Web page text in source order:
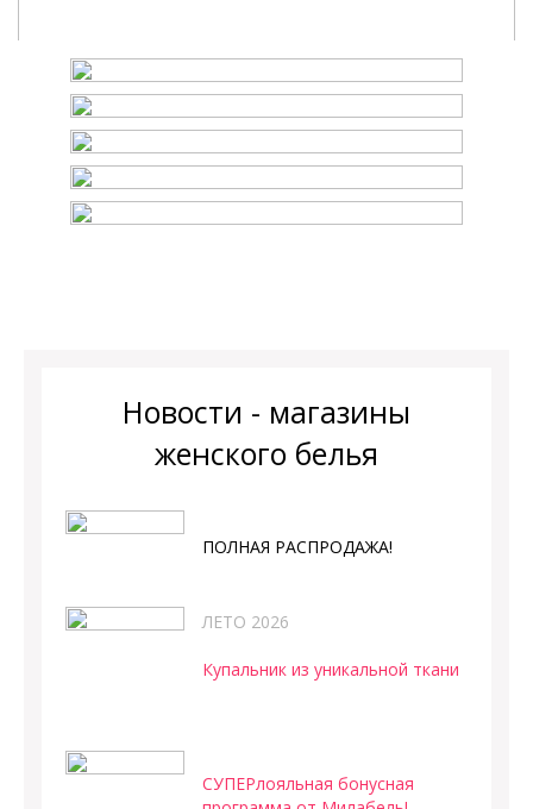
Новости - магазины
женского белья
ПОЛНАЯ РАСПРОДАЖА!
ЛЕТО 2026
Купальник из уникальной ткани
СУПЕРлояльная бонусная